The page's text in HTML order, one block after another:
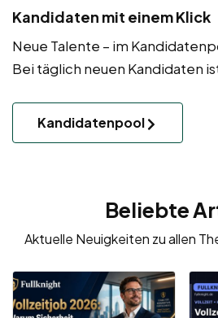
Kandidaten mit einem Klick
Neue Talente – im
Bei täglich neuen Kandidaten
Kandidatenpool
Beliebte
Aktuelle Neuigkeiten zu allen